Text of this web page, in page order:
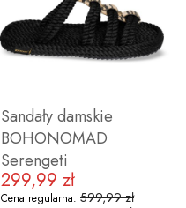
36 37 38 39 40 41 42
Sandały damskie
BOHONOMAD
Serengeti
Cena promocyjna
299,99 zł
Cena regularna: 599,99 zł